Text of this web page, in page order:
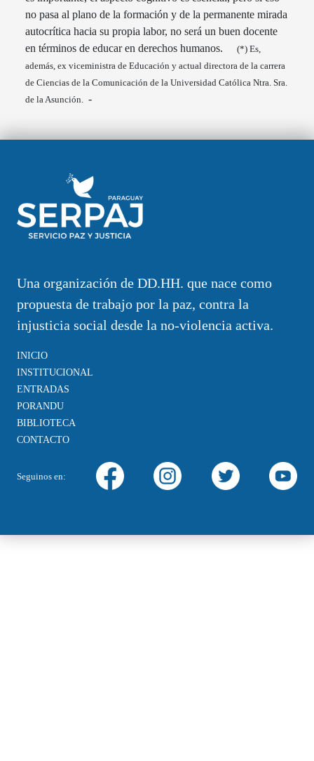
no pasa al plano de la formación y de la permanente mirada
autocrítica hacia su propia labor, no será un buen docente
en términos de educar en derechos humanos. (*) Es,
además, ex viceministra de Educación y actual directora de la carrera
de Ciencias de la Comunicación de la Universidad Católica Ntra. Sra.
de la Asunción. -
Una organización de DD.HH. que nace como
propuesta de trabajo por la paz, contra la
injusticia social desde la no-violencia activa.
INICIO
INSTITUCIONAL
ENTRADAS
PORANDU
BIBLIOTECA
CONTACTO
Seguinos en: